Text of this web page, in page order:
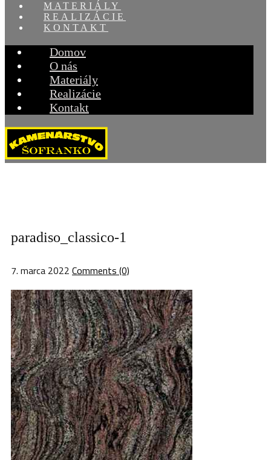
MATERIÁLY
REALIZÁCIE
KONTAKT
Domov
O nás
Materiály
Realizácie
Kontakt
paradiso_classico-1
7. marca 2022 Comments (0)